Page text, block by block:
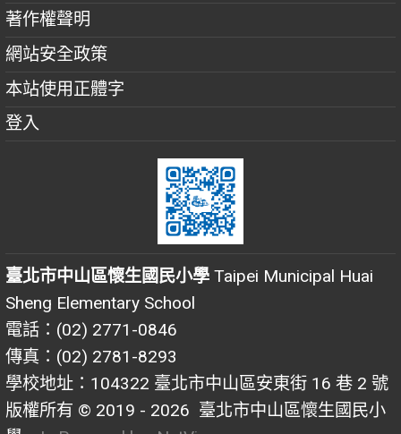
著作權聲明
網站安全政策
本站使用正體字
登入
臺北市中山區懷生國民小學 Taipei Municipal Huai
Sheng Elementary School
電話：(02) 2771-0846
傳真：(02) 2781-8293
學校地址：104322 臺北市中山區安東街 16 巷 2 號
版權所有 © 2019 - 2026 臺北市中山區懷生國民小